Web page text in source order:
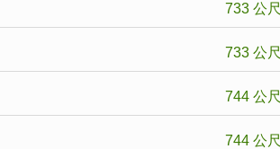
733 公尺
733 公尺
744 公尺
744 公尺